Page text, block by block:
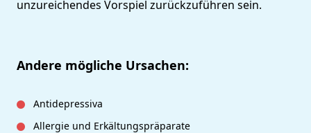
unzureichendes Vorspiel zurückzuführen sein.
Andere mögliche Ursachen:
Antidepressiva
Allergie und Erkältungspräparate